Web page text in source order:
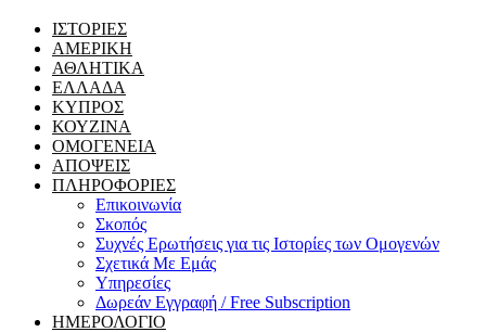
ΙΣΤΟΡΙΕΣ
ΑΜΕΡΙΚΗ
ΑΘΛΗΤΙΚΑ
ΕΛΛΑΔΑ
ΚΥΠΡΟΣ
ΚΟΥΖΙΝΑ
ΟΜΟΓΕΝΕΙΑ
ΑΠΟΨΕΙΣ
ΠΛΗΡΟΦΟΡΙΕΣ
Επικοινωνία
Σκοπός
Συχνές Ερωτήσεις για τις Ιστορίες των Ομογενών
Σχετικά Με Εμάς
Υπηρεσίες
Δωρεάν Εγγραφή / Free Subscription
ΗΜΕΡΟΛΟΓΙΟ